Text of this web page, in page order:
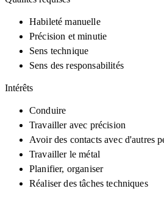
Habileté manuelle
Précision et minutie
Sens technique
Sens des responsabilités
Intérêts
Conduire
Travailler avec précision
Avoir des contacts avec d'autres
Travailler le métal
Planifier, organiser
Réaliser des tâches techniques